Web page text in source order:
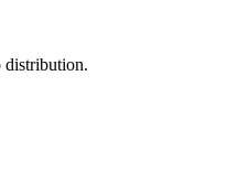
distribution.